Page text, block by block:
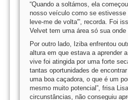
“Quando a soltámos, ela
nosso veículo como se estivesse
leve-me de volta'”, recorda. Foi
Velvet tem uma área só sua onde
Por outro lado, Iziba enfrentou
altura em que estava a aprender
vive foi atingida por uma forte
tantas oportunidades de
uma boa caçadora, o que é um
mesmo muito potencial”, frisa
circunstâncias, não conseguiu